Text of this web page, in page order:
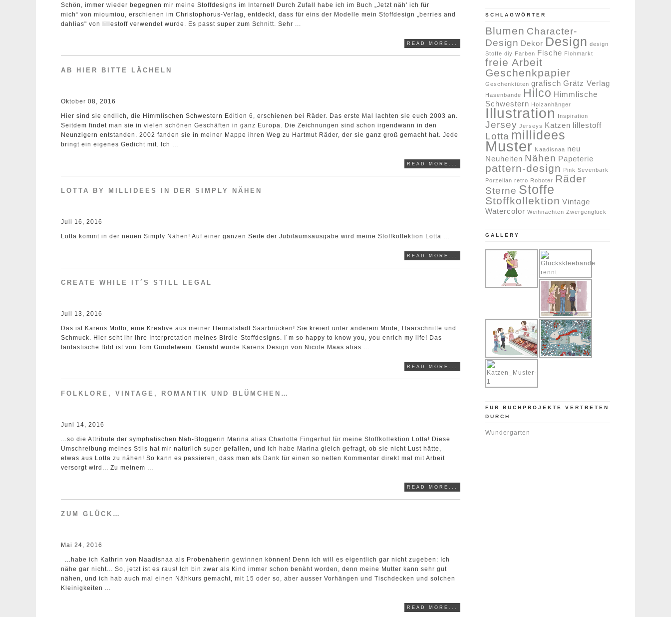
Schön, immer wieder begegnen mir meine Stoffdesigns im Internet! Durch Zufall habe ich im Buch „Jetzt näh' ich für
mich“ von mioumiou, erschienen im Christophorus-Verlag, entdeckt, dass für eins der Modelle mein Stoffdesign „berries and
dahlias" von lillestoff verwendet wurde. Es passt super zum Schnitt. Sehr ...
READ MORE...
AB HIER BITTE LÄCHELN
Oktober 08, 2016
Hier sind sie endlich, die Himmlischen Schwestern Edition 6, erschienen bei Räder. Das erste Mal lachten sie euch 2003 an.
Seitdem findet man sie in vielen schönen Geschäften in ganz Europa. Die Zeichnungen sind schon irgendwann in den
Neunzigern entstanden. 2002 fanden sie in meiner Mappe ihren Weg zu Hartmut Räder, der sie ganz groß gemacht hat. Jede
bringt ein eigenes Gedicht mit. Ich ...
READ MORE...
LOTTA BY MILLIDEES IN DER SIMPLY NÄHEN
Juli 16, 2016
Lotta kommt in der neuen Simply Nähen! Auf einer ganzen Seite der Jubiläumsausgabe wird meine Stoffkollektion Lotta ...
READ MORE...
CREATE WHILE IT´S STILL LEGAL
Juli 13, 2016
Das ist Karens Motto, eine Kreative aus meiner Heimatstadt Saarbrücken! Sie kreiert unter anderem Mode, Haarschnitte und
Schmuck. Hier seht ihr ihre Interpretation meines Birdie-Stoffdesigns. I´m so happy to know you, you enrich my life! Das
fantastische Bild ist von Tom Gundelwein. Genäht wurde Karens Design von Nicole Maas alias ...
READ MORE...
FOLKLORE, VINTAGE, ROMANTIK UND BLÜMCHEN…
Juni 14, 2016
...so die Attribute der symphatischen Näh-Bloggerin Marina alias Charlotte Fingerhut für meine Stoffkollektion Lotta! Diese
Umschreibung meines Stils hat mir natürlich super gefallen, und ich habe Marina gleich gefragt, ob sie nicht Lust hätte,
etwas aus Lotta zu nähen! So kann es passieren, dass man als Dank für einen so netten Kommentar direkt mal mit Arbeit
versorgt wird... Zu meinem ...
READ MORE...
ZUM GLÜCK…
Mai 24, 2016
...habe ich Kathrin von Naadisnaa als Probenäherin gewinnen können! Denn ich will es eigentlich gar nicht zugeben: Ich
nähe gar nicht... So, jetzt ist es raus! Ich bin zwar als Kind immer schon benäht worden, denn meine Mutter kann sehr gut
nähen, und ich hab auch mal einen Nähkurs gemacht, mit 15 oder so, aber ausser Vorhängen und Tischdecken und solchen
Kleinigkeiten ...
READ MORE...
SCHLAGWÖRTER
Blumen Character-
Design Dekor Design design
Stoffe diy Farben Fische Flohmarkt
freie Arbeit
Geschenkpapier
Geschenktüten grafisch Grätz Verlag
Hasenbande Hilco Himmlische
Schwestern Holzanhänger
Illustration Inspiration
Jersey Jerseys Katzen lillestoff
Lotta millidees
Muster Naadisnaa neu
Neuheiten Nähen Papeterie
pattern-design Pink Sevenbark
Porzellan retro Roboter Räder
Sterne Stoffe
Stoffkollektion Vintage
Watercolor Weihnachten Zwergenglück
GALLERY
FÜR BUCHPROJEKTE VERTRETEN
DURCH
Wundergarten